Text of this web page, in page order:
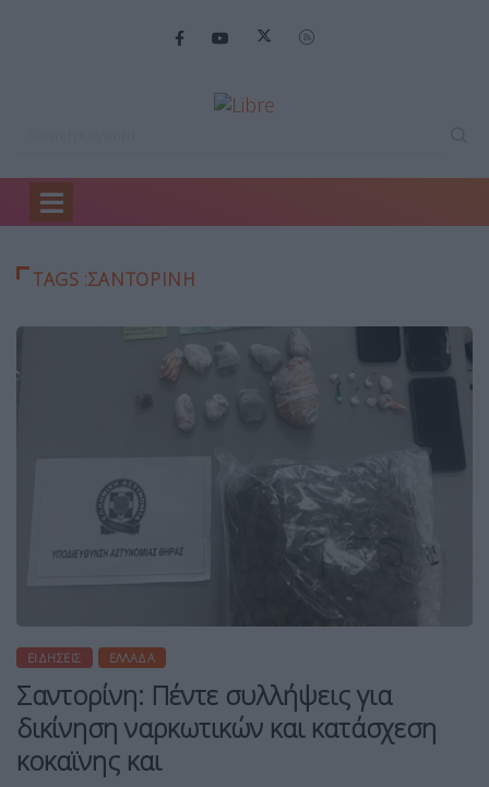
Home
TAGS :ΣΑΝΤΟΡΊΝΗ
ΕΙΔΉΣΕΙΣ ΕΛΛΆΔΑ
Σαντορίνη: Πέντε συλλήψεις για
δικίνηση ναρκωτικών και κατάσχεση
κοκαϊνης και